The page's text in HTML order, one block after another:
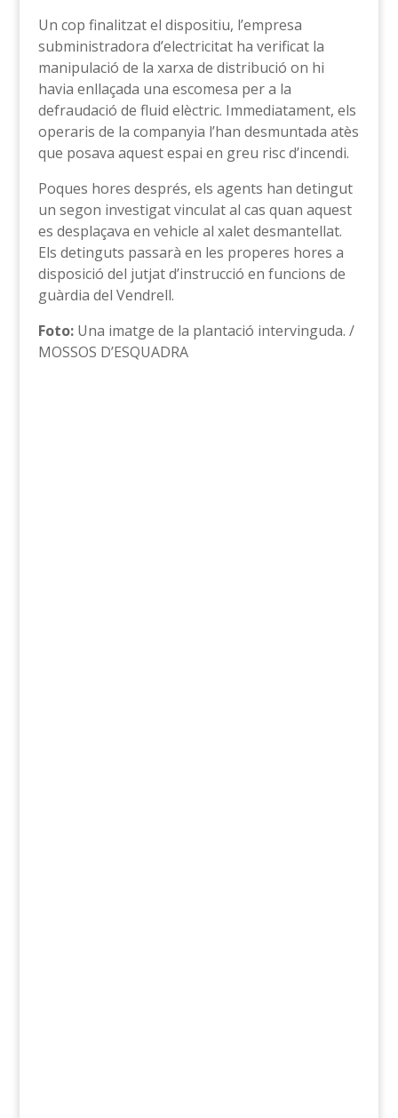
Un cop finalitzat el dispositiu, l’empresa
subministradora d’electricitat ha verificat la
manipulació de la xarxa de distribució on hi
havia enllaçada una escomesa per a la
defraudació de fluid elèctric. Immediatament, els
operaris de la companyia l’han desmuntada atès
que posava aquest espai en greu risc d’incendi.
Poques hores després, els agents han detingut
un segon investigat vinculat al cas quan aquest
es desplaçava en vehicle al xalet desmantellat.
Els detinguts passarà en les properes hores a
disposició del jutjat d’instrucció en funcions de
guàrdia del Vendrell.
Foto:Una imatge de la plantació intervinguda. /
MOSSOS D’ESQUADRA